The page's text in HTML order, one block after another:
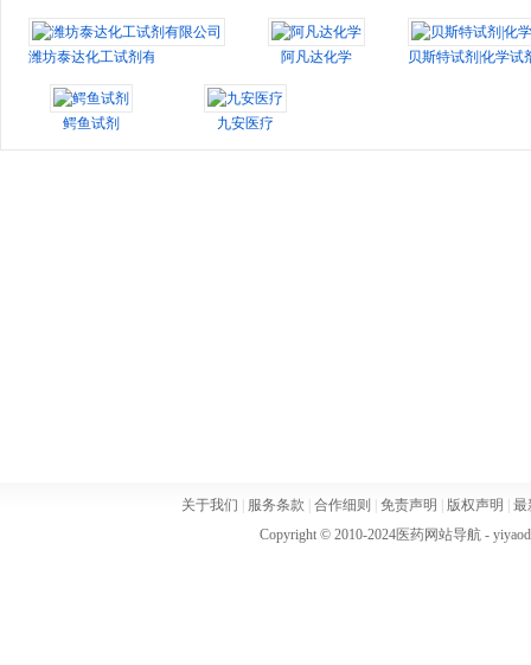
潍坊泰达化工试剂有限公司 阿凡达化学 贝斯特试剂|化学试
鳄鱼试剂 九安医疗
关于我们 服务条款 合作细则 免责声明 版权声明
最
Copyright © 2010-2024医药网站导航-